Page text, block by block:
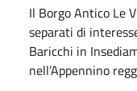
Il Borgo Antico Le
separati di
Baricchi in
nell’Appennino